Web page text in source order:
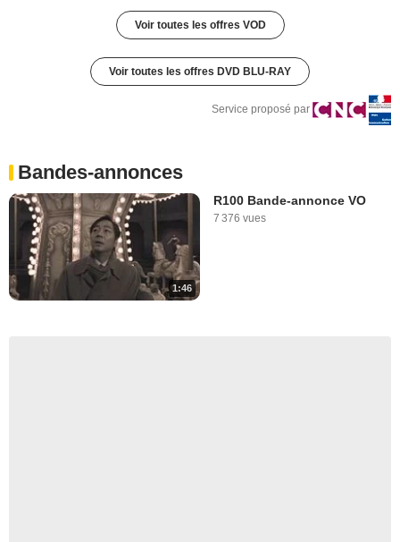
Voir toutes les offres VOD
Voir toutes les offres DVD BLU-RAY
Service proposé par
Bandes-annonces
1:46
R100 Bande-annonce VO
7 376 vues